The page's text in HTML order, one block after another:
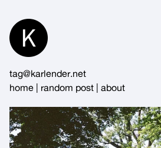
Content
tag@karlender.net
home
random post about